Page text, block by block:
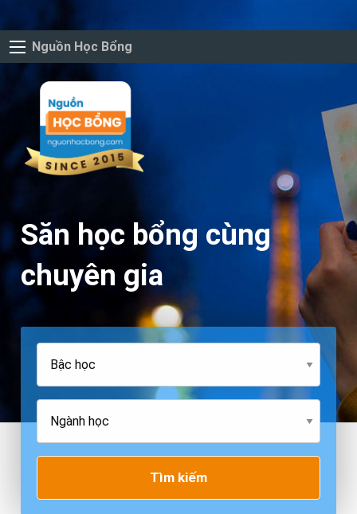
Nguồn Học Bổng
Săn học bổng cùng
chuyên gia
Tìm kiếm